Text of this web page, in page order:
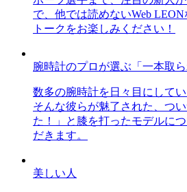
で、他では読めないWeb
トークをお楽しみください！
腕時計のプロが選ぶ「一本取ら
数多の腕時計を日々目にして
そんな彼らが魅了された、つ
た！」と膝を打ったモデルに
だきます。
美しい人